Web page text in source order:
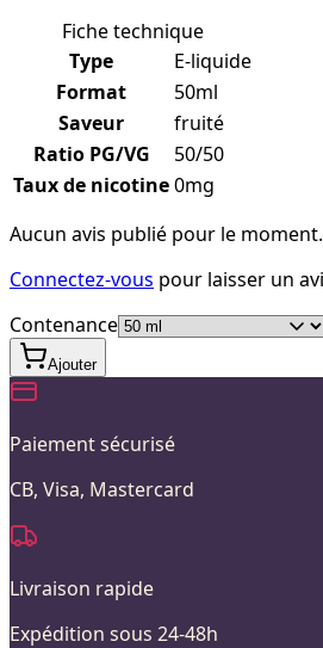
Fiche technique
Type
E-liquide
Format
50ml
Saveur
fruité
Ratio PG/VG
50/50
Taux de nicotine0mg
Aucun avis publié pour le moment.
Connectez-vous pour laisser un
Contenance
Ajouter
Paiement sécurisé
CB, Visa, Mastercard
Livraison rapide
Expédition sous 24-48h